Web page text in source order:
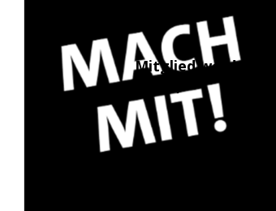
Mitglied werden